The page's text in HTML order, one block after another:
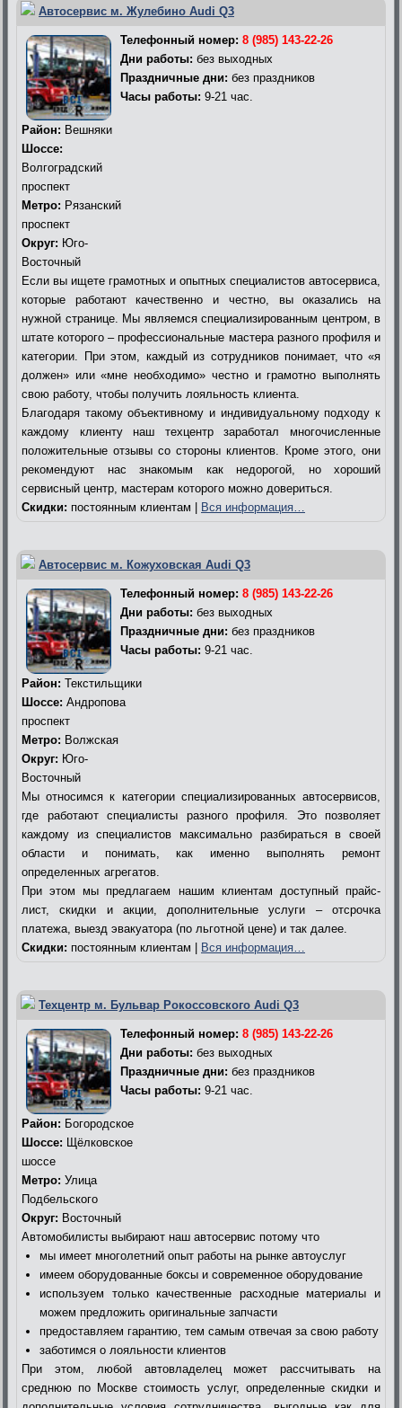
Автосервис м. Жулебино Audi Q3
Телефонный номер: 8 (985) 143-22-26
Дни работы: без выходных
Праздничные дни: без праздников
Часы работы: 9-21 час.
Район: Вешняки
Шоссе:
Волгоградский
проспект
Метро: Рязанский
проспект
Округ: Юго-
Восточный
Если вы ищете грамотных и опытных специалистов автосервиса,
которые работают качественно и честно, вы оказались на
нужной странице. Мы являемся специализированным центром, в
штате которого – профессиональные мастера разного профиля и
категории. При этом, каждый из сотрудников понимает, что «я
должен» или «мне необходимо» честно и грамотно выполнять
свою работу, чтобы получить лояльность клиента.
Благодаря такому объективному и индивидуальному подходу к
каждому клиенту наш техцентр заработал многочисленные
положительные отзывы со стороны клиентов. Кроме этого, они
рекомендуют нас знакомым как недорогой, но хороший
сервисный центр, мастерам которого можно довериться.
Скидки: постоянным клиентам | Вся информация…
Автосервис м. Кожуховская Audi Q3
Телефонный номер: 8 (985) 143-22-26
Дни работы: без выходных
Праздничные дни: без праздников
Часы работы: 9-21 час.
Район: Текстильщики
Шоссе: Андропова
проспект
Метро: Волжская
Округ: Юго-
Восточный
Мы относимся к категории специализированных автосервисов,
где работают специалисты разного профиля. Это позволяет
каждому из специалистов максимально разбираться в своей
области и понимать, как именно выполнять ремонт
определенных агрегатов.
При этом мы предлагаем нашим клиентам доступный прайс-
лист, скидки и акции, дополнительные услуги – отсрочка
платежа, выезд эвакуатора (по льготной цене) и так далее.
Скидки: постоянным клиентам | Вся информация…
Техцентр м. Бульвар Рокоссовского Audi Q3
Телефонный номер: 8 (985) 143-22-26
Дни работы: без выходных
Праздничные дни: без праздников
Часы работы: 9-21 час.
Район: Богородское
Шоссе: Щёлковское
шоссе
Метро: Улица
Подбельского
Округ: Восточный
Автомобилисты выбирают наш автосервис потому что
мы имеет многолетний опыт работы на рынке автоуслуг
имеем оборудованные боксы и современное оборудование
используем только качественные расходные материалы и
можем предложить оригинальные запчасти
предоставляем гарантию, тем самым отвечая за свою работу
заботимся о лояльности клиентов
При этом, любой автовладелец может рассчитывать на
среднюю по Москве стоимость услуг, определенные скидки и